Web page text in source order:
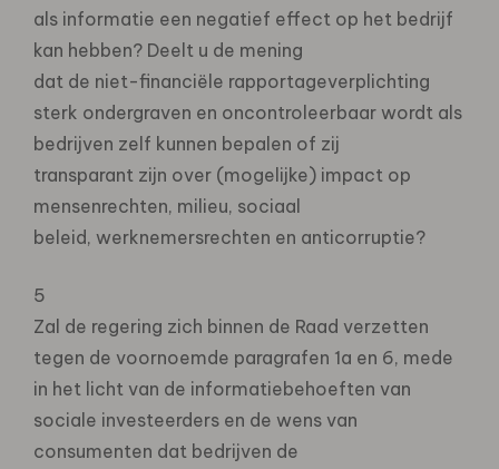
als informatie een negatief effect op het bedrijf
kan hebben? Deelt u de mening
dat de niet-financiële rapportageverplichting
sterk ondergraven en oncontroleerbaar wordt als
bedrijven zelf kunnen bepalen of zij
transparant zijn over (mogelijke) impact op
mensenrechten, milieu, sociaal
beleid, werknemersrechten en anticorruptie?
5
Zal de regering zich binnen de Raad verzetten
tegen de voornoemde paragrafen 1a en 6, mede
in het licht van de informatiebehoeften van
sociale investeerders en de wens van
consumenten dat bedrijven de